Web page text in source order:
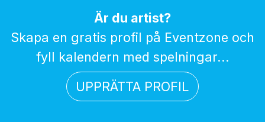
Är du artist?
Skapa en gratis profil på Eventzone och
fyll kalendern med spelningar...
UPPRÄTTA PROFIL